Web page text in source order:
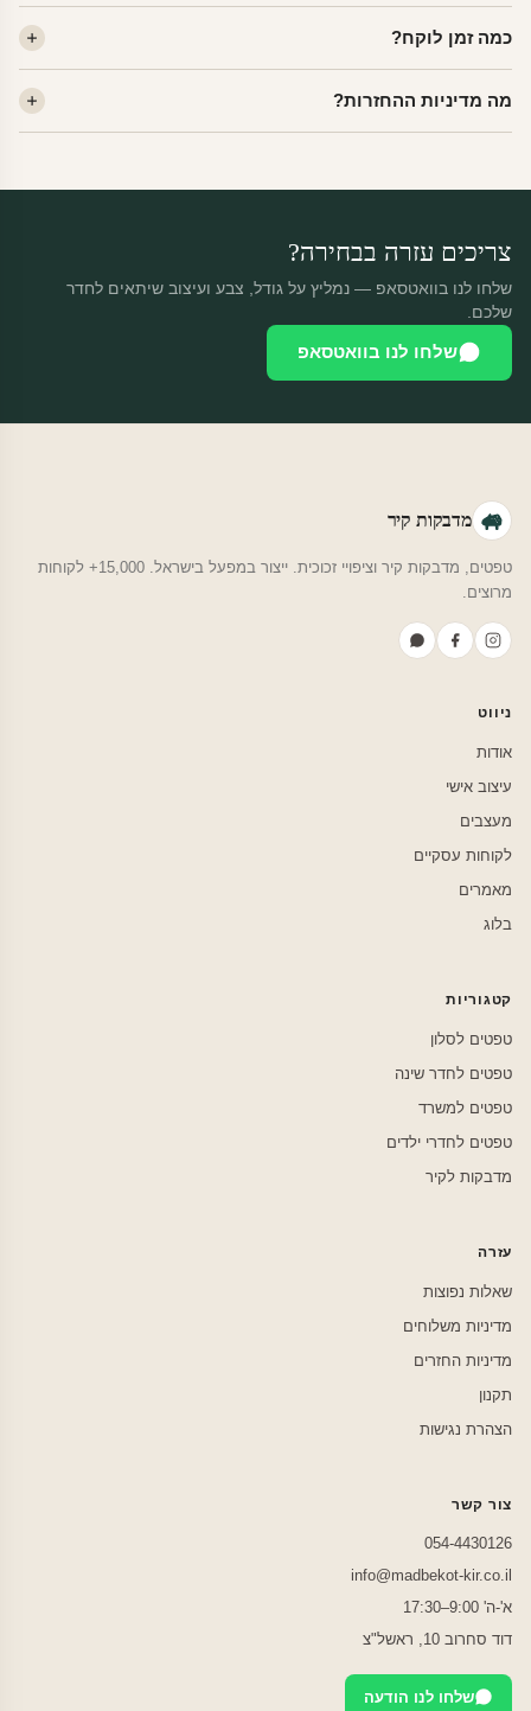
הצבעים זמינים ללא תוספת מחיר.
כמה זמן לוקח?
14:00 — יצאו באותו יום.
מה מדיניות ההחזרות?
צריכים עזרה בבחירה?
שלחו לנו בוואטסאפ — נמליץ על גודל, צבע ועיצוב שיתאים לחדר
שלכם.
שלחו לנו בוואטסאפ
מדבקות קיר
טפטים, מדבקות קיר וציפויי זכוכית. ייצור במפעל בישראל. 15,000+ לקוחות
מרוצים.
ניווט
אודות
עיצוב אישי
מעצבים
לקוחות עסקיים
מאמרים
בלוג
קטגוריות
טפטים לסלון
טפטים לחדר שינה
טפטים למשרד
טפטים לחדרי ילדים
מדבקות לקיר
עזרה
שאלות נפוצות
מדיניות משלוחים
מדיניות החזרים
תקנון
הצהרת נגישות
צור קשר
054-4430126
info@madbekot-kir.co.il
א'-ה' 9:00–17:30
דוד סחרוב 10, ראשל"צ
שלחו לנו הודעה